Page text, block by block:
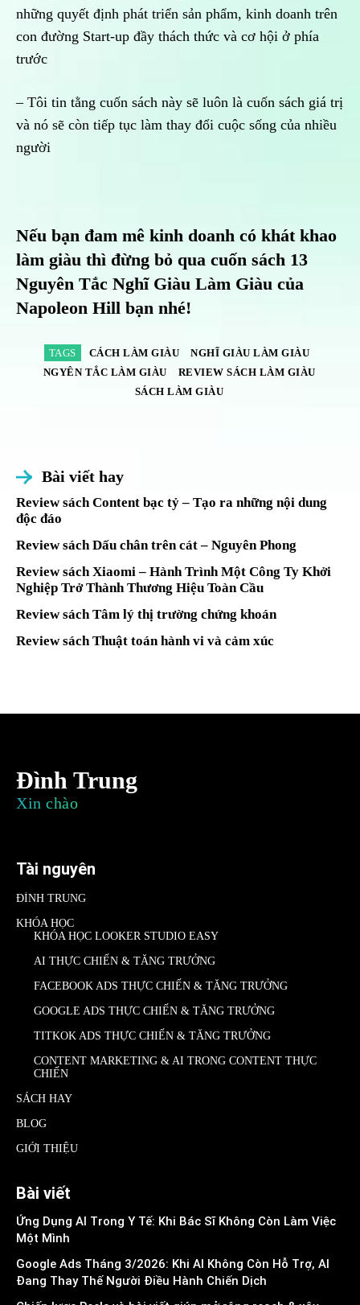
những quyết định phát triển sản phẩm, kinh doanh trên
con đường Start-up đầy thách thức và cơ hội ở phía
trước
– Tôi tin tằng cuốn sách này sẽ luôn là cuốn sách giá trị
và nó sẽ còn tiếp tục làm thay đổi cuộc sống của nhiều
người
Nếu bạn đam mê kinh doanh có khát khao
làm giàu thì đừng bỏ qua cuốn sách 13
Nguyên Tắc Nghĩ Giàu Làm Giàu của
Napoleon Hill bạn nhé!
TAGS CÁCH LÀM GIÀU
NGHĨ GIÀU LÀM GIÀU
NGYÊN TẮC LÀM GIÀU
REVIEW SÁCH LÀM GIÀU
SÁCH LÀM GIÀU
Bài viết hay
Review sách Content bạc tỷ – Tạo ra những nội dung
độc đáo
Review sách Dấu chân trên cát – Nguyên Phong
Review sách Xiaomi – Hành Trình Một Công Ty Khởi
Nghiệp Trở Thành Thương Hiệu Toàn Cầu
Review sách Tâm lý thị trường chứng khoán
Review sách Thuật toán hành vi và cảm xúc
Đình Trung
Xin chào
Tài nguyên
ĐÌNH TRUNG
KHÓA HỌC
KHÓA HỌC LOOKER STUDIO EASY
AI THỰC CHIẾN & TĂNG TRƯỞNG
FACEBOOK ADS THỰC CHIẾN & TĂNG TRƯỞNG
GOOGLE ADS THỰC CHIẾN & TĂNG TRƯỞNG
TITKOK ADS THỰC CHIẾN & TĂNG TRƯỞNG
CONTENT MARKETING & AI TRONG CONTENT THỰC
CHIẾN
SÁCH HAY
BLOG
GIỚI THIỆU
Bài viết
Ứng Dụng AI Trong Y Tế: Khi Bác Sĩ Không Còn Làm Việc
Một Mình
Google Ads Tháng 3/2026: Khi AI Không Còn Hỗ Trợ, AI
Đang Thay Thế Người Điều Hành Chiến Dịch